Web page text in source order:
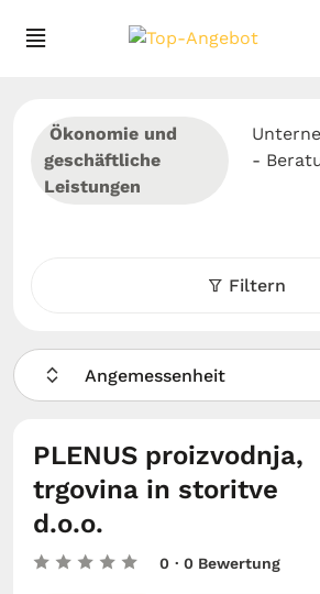
Ökonomie und
geschäftliche
Leistungen
-
Filtern
Angemessenheit
PLENUS proizvodnja,
trgovina in storitve
d.o.o.
0 · 0 Bewertung